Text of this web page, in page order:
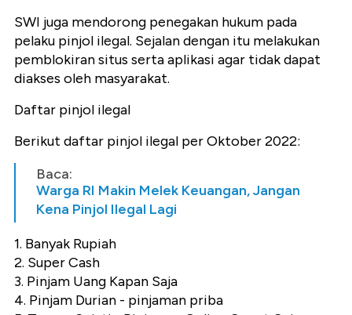
SWI juga mendorong penegakan hukum pada
pelaku pinjol ilegal. Sejalan dengan itu melakukan
pemblokiran situs serta aplikasi agar tidak dapat
diakses oleh masyarakat.
Daftar pinjol ilegal
Berikut daftar pinjol ilegal per Oktober 2022:
Baca:
Warga RI Makin Melek Keuangan, Jangan
Kena Pinjol Ilegal Lagi
1. Banyak Rupiah
2. Super Cash
3. Pinjam Uang Kapan Saja
4. Pinjam Durian - pinjaman priba